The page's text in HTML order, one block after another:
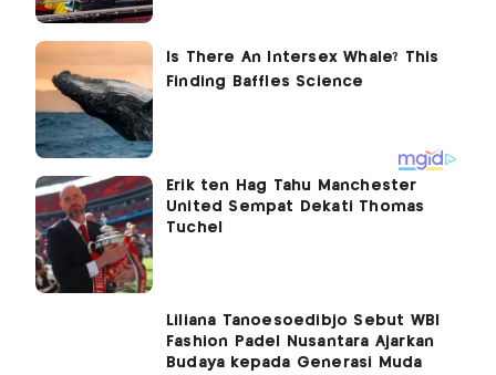
Erik ten Hag Tahu Manchester
United Sempat Dekati Thomas
Tuchel
Liliana Tanoesoedibjo Sebut WBI
Fashion Padel Nusantara Ajarkan
Budaya kepada Generasi Muda